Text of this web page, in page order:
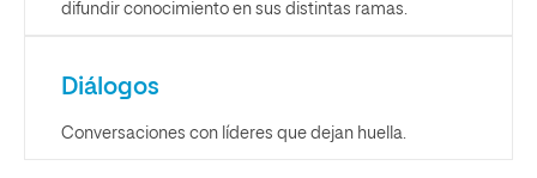
difundir conocimiento en sus distintas ramas.
Diálogos
Conversaciones con líderes que dejan huella.